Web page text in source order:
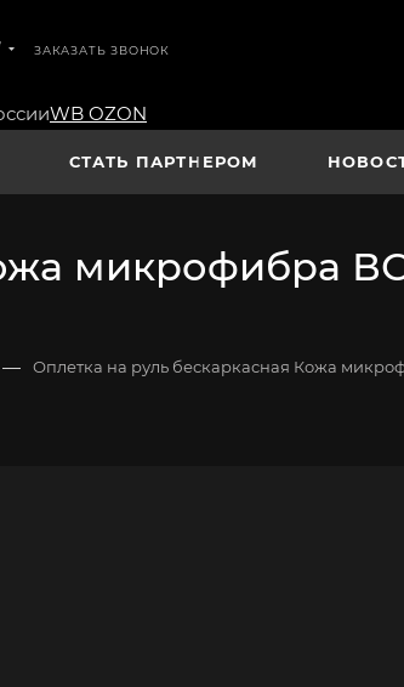
ЗАКАЗАТЬ ЗВОНОК
WB OZON
СТАТЬ ПАРТНЕРОМ
микрофибра
— Оплетка на руль бескаркасная Кожа